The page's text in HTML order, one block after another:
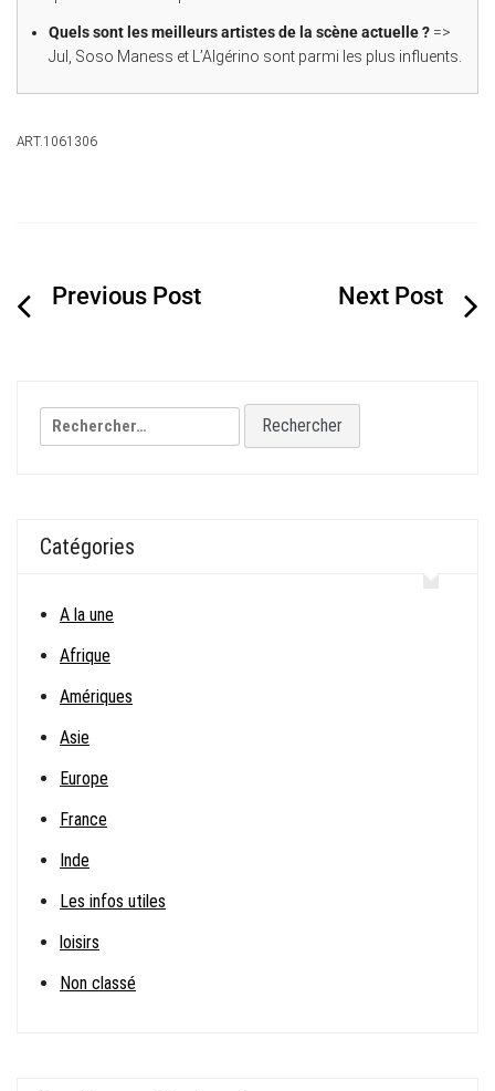
Quels sont les meilleurs artistes de la scène actuelle ? =>
Jul, Soso Maness et L’Algérino sont parmi les plus influents.
ART.1061306
Navigation
Rechercher :
Catégories
A la une
Afrique
Amériques
Asie
Europe
France
Inde
Les infos utiles
loisirs
Non classé